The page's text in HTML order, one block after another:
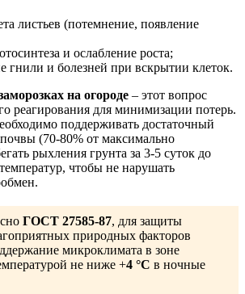
листьев (потемнение, появление
и ослабление роста;
гнили и болезней при вскрытии клеток.
на огороде – этот вопрос
реагирования для минимизации потерь.
поддерживать достаточный
(70-80% от максимально
рыхления грунта за 3-5 суток до
чтобы не нарушать
ГОСТ 27585-87, для защиты
природных факторов
микроклимата в зоне
не ниже +4 °C в ночные